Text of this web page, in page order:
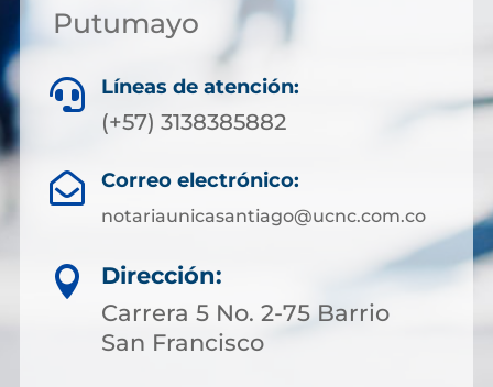
Putumayo
 Líneas de atención:
(+57) 3138385882
 Correo electrónico:
notariaunicasantiago@ucnc.com.co

Dirección:
Carrera 5 No. 2-75 Barrio
San Francisco